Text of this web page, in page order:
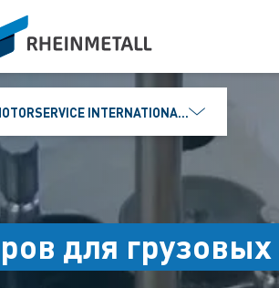
INTERNATIONAL GMBH
для